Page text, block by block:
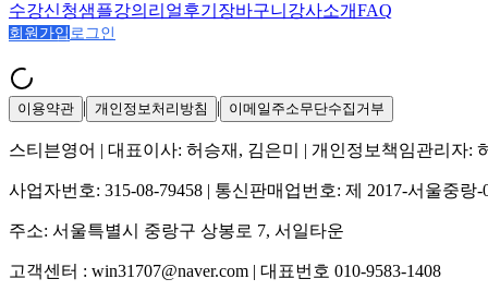
수강신청샘플강의 리얼후기 장바구니 강사소개FAQ
회원가입 로그인
이용약관 | 개인정보처리방침 | 이메일주소무단수집거부
스티븐영어 | 대표이사: 허승재, 김은미 | 개인정보책임관리자:
사업자번호: 315-08-79458 | 통신판매업번호: 제 2017-서울중랑-
주소: 서울특별시 중랑구 상봉로 7, 서일타운
고객센터 : win31707@naver.com | 대표번호 010-9583-1408